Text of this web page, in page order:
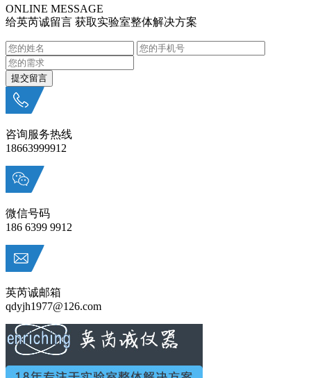
ONLINE MESSAGE
给英芮诚留言 获取实验室整体解决方案
咨询服务热线
18663999912
微信号码
186 6399 9912
英芮诚邮箱
qdyjh1977@126.com